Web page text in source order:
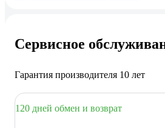
Сервисное
Гарантия производителя 10 лет
120 дней обмен и возврат